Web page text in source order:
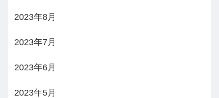
2023年8月
2023年7月
2023年6月
2023年5月